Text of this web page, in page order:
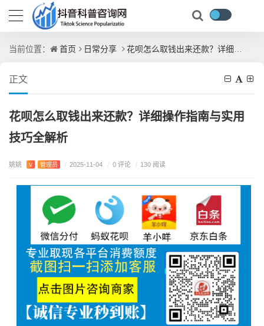
当前位置： 首页 日常分享 花呗怎么取钱出来还款？详细操作指南与实用技巧全解析
正文
花呗怎么取钱出来还款？详细操作指南与实用
技巧全解析
姚姚 V 管理员 / 2025-11-04 / 0 评论 / 130 阅读